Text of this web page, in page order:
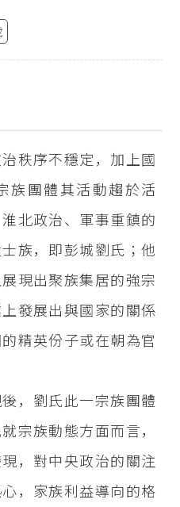
秩序不穩定，加上國
族團體其活動趨於活
北政治、軍事重鎮的
族，即彭城劉氏；他
現出聚族集居的強宗
發展出與國家的關係
精英份子或在朝為官
，劉氏此一宗族團體
宗族動態方面而言，
，對中央政治的關注
，家族利益導向的格